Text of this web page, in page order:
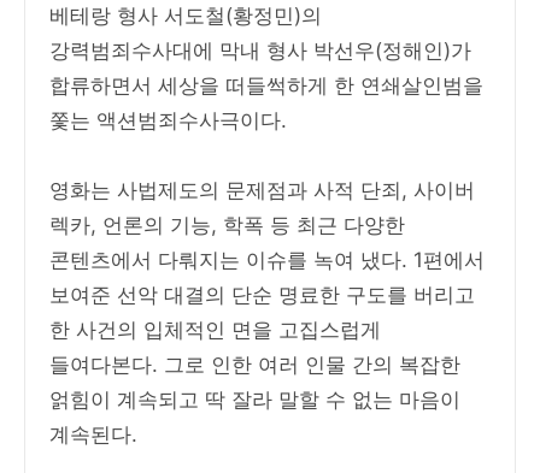
베테랑 형사 서도철(황정민)의
강력범죄수사대에 막내 형사 박선우(정해인)가
합류하면서 세상을 떠들썩하게 한 연쇄살인범을
쫓는 액션범죄수사극이다.
영화는 사법제도의 문제점과 사적 단죄, 사이버
렉카, 언론의 기능, 학폭 등 최근 다양한
콘텐츠에서 다뤄지는 이슈를 녹여 냈다. 1편에서
보여준 선악 대결의 단순 명료한 구도를 버리고
한 사건의 입체적인 면을 고집스럽게
들여다본다. 그로 인한 여러 인물 간의 복잡한
얽힘이 계속되고 딱 잘라 말할 수 없는 마음이
계속된다.